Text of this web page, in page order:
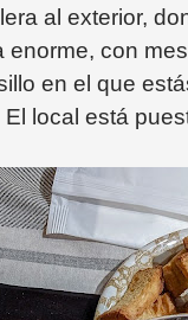
al exterior,
con
en el que
local está